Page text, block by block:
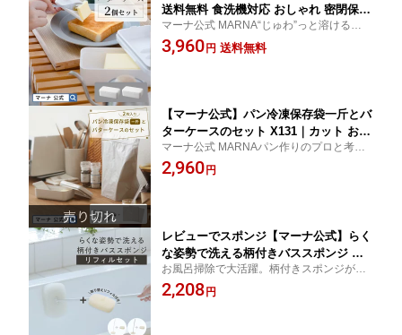
送料無料 食洗機対応 おしゃれ 密閉保存
容器 200g用 カット バターナイフ付 バ
ターカッターケース スライサー 計量 6g
マーナ公式 MARNA“じゅわ”っと溶ける薄さ
に切れるカッター付きバターケースの2個セ
ット
3,960 円 送料無料
【マーナ公式】パン冷凍保存袋一斤とバ
ターケースのセット X131｜カット おし
ゃれ 密閉保存容器 密封 バターナイフ付
バターカッターケース カットできる キ
マーナ公式 MARNAパン作りのプロと考え
たパンをおいしく保存できる袋と“じゅわ”っ
と溶ける薄さに切れるカッター付きバター
2,960 円
レビューでスポンジ【マーナ公式】らく
な姿勢で洗える柄付きバススポンジ リ
フィル付き セット お風呂掃除 スポンジ
柄付き 浴室 掃除 グッズ 床 壁 天井 おふ
お風呂掃除で大活躍。柄付きスポンジが取
り替えリフィルとセットに
2,208 円